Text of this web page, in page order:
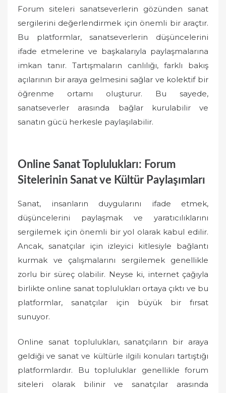
Forum siteleri sanatseverlerin gözünden sanat
sergilerini değerlendirmek için önemli bir araçtır.
Bu platformlar, sanatseverlerin düşüncelerini
ifade etmelerine ve başkalarıyla paylaşmalarına
imkan tanır. Tartışmaların canlılığı, farklı bakış
açılarının bir araya gelmesini sağlar ve kolektif bir
öğrenme ortamı oluşturur. Bu sayede,
sanatseverler arasında bağlar kurulabilir ve
sanatın gücü herkesle paylaşılabilir.
Online Sanat Toplulukları: Forum
Sitelerinin Sanat ve Kültür Paylaşımları
Sanat, insanların duygularını ifade etmek,
düşüncelerini paylaşmak ve yaratıcılıklarını
sergilemek için önemli bir yol olarak kabul edilir.
Ancak, sanatçılar için izleyici kitlesiyle bağlantı
kurmak ve çalışmalarını sergilemek genellikle
zorlu bir süreç olabilir. Neyse ki, internet çağıyla
birlikte online sanat toplulukları ortaya çıktı ve bu
platformlar, sanatçılar için büyük bir fırsat
sunuyor.
Online sanat toplulukları, sanatçıların bir araya
geldiği ve sanat ve kültürle ilgili konuları tartıştığı
platformlardır. Bu topluluklar genellikle forum
siteleri olarak bilinir ve sanatçılar arasında